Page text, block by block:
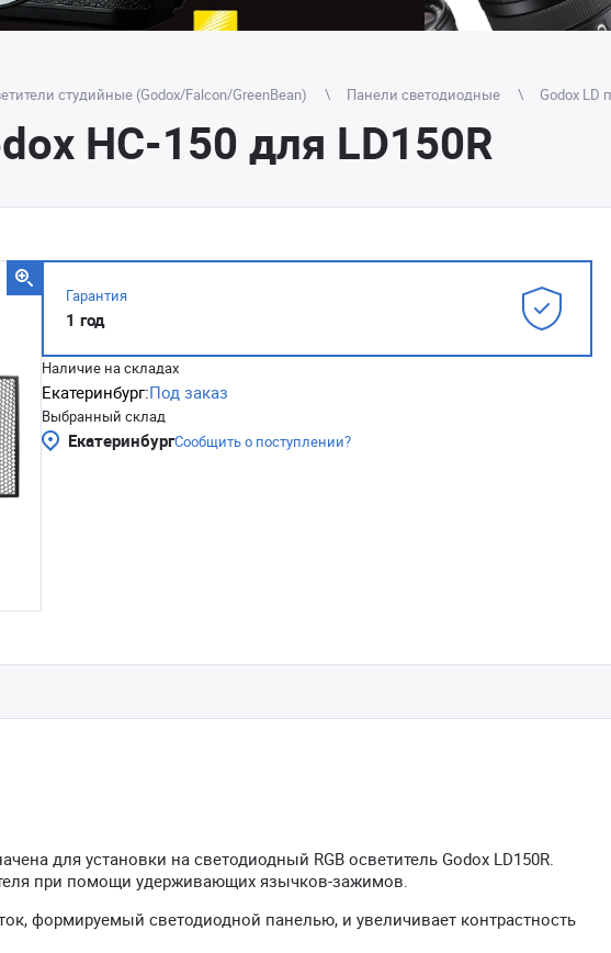
студийные (Godox/Falcon/GreenBean) Панели светодиодные Godox LD
HC-150 для LD150R
Гарантия
1 год
Наличие на складах
Екатеринбург:Под заказ
Выбранный склад
ЕкатеринбургСообщить о поступлении?
для установки на светодиодный RGB осветитель Godox LD150R.
при помощи удерживающих язычков-зажимов.
формируемый светодиодной панелью, и увеличивает контрастность